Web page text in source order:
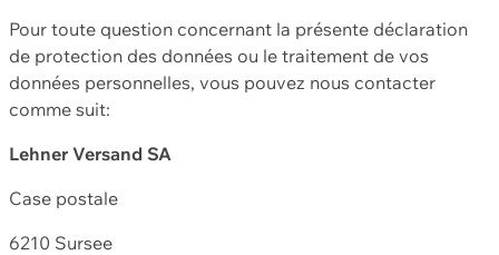
Pour toute question concernant la présente déclaration
de protection des données ou le traitement de vos
données personnelles, vous pouvez nous contacter
comme suit:
Lehner Versand SA
Case postale
6210 Sursee